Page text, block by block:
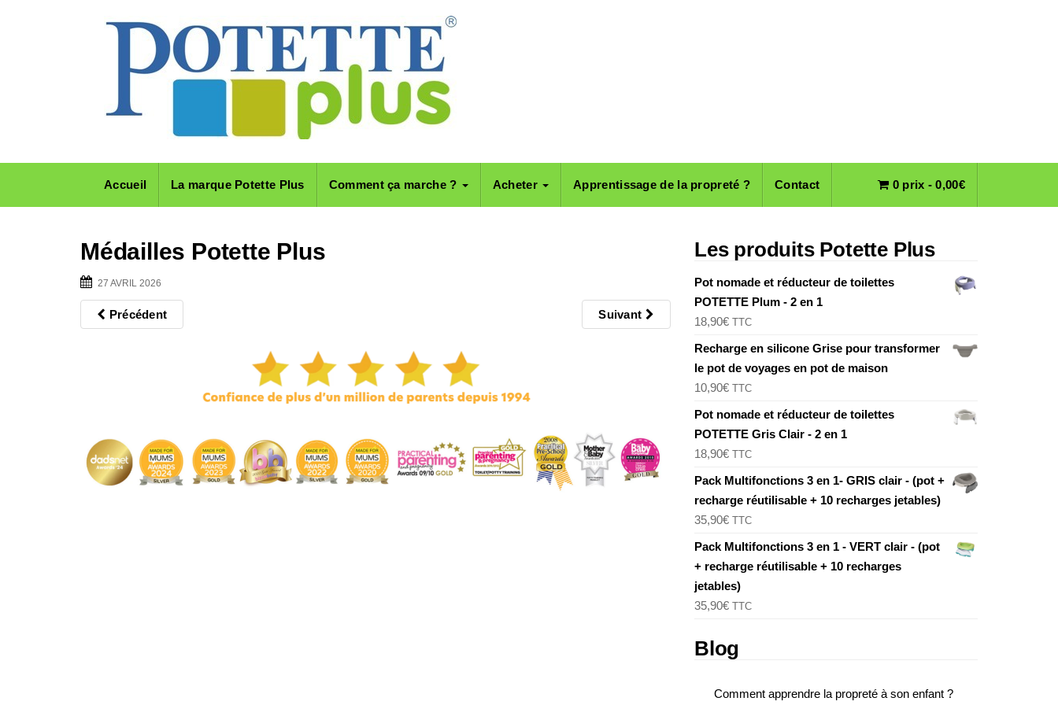
Accueil La marque Potette Plus Comment ça marche ? Acheter Apprentissage de la propreté ? Contact 0 prix -0,00€
Médailles Potette Plus
27 AVRIL 2026
Précédent Suivant
Les produits Potette Plus
Pot nomade et réducteur de toilettes
POTETTE Plum - 2 en 1
18,90€ TTC
Recharge en silicone Grise pour transformer
le pot de voyages en pot de maison
10,90€ TTC
Pot nomade et réducteur de toilettes
POTETTE Gris Clair - 2 en 1
18,90€ TTC
Pack Multifonctions 3 en 1- GRIS clair - (pot +
recharge réutilisable + 10 recharges jetables)
35,90€ TTC
Pack Multifonctions 3 en 1 - VERT clair - (pot
+ recharge réutilisable + 10 recharges
jetables)
35,90€ TTC
Blog
Comment apprendre la propreté à son enfant ?